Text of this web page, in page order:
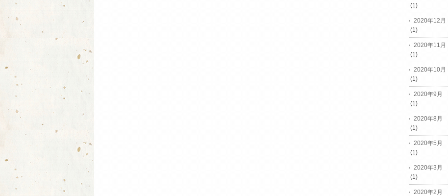
(1)
2020年12月
(1)
2020年11月
(1)
2020年10月
(1)
2020年9月
(1)
2020年8月
(1)
2020年5月
(1)
2020年3月
(1)
2020年2月